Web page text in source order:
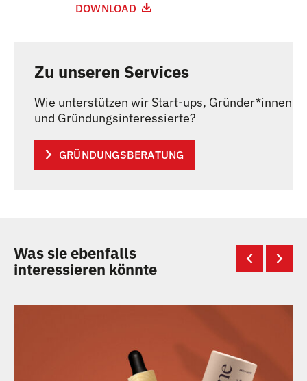
DOWNLOAD
Zu unseren Services
Wie unterstützen wir Start-ups, Gründer*innen
und Gründungsinteressierte?
GRÜNDUNGSBERATUNG
Was sie ebenfalls
interessieren könnte